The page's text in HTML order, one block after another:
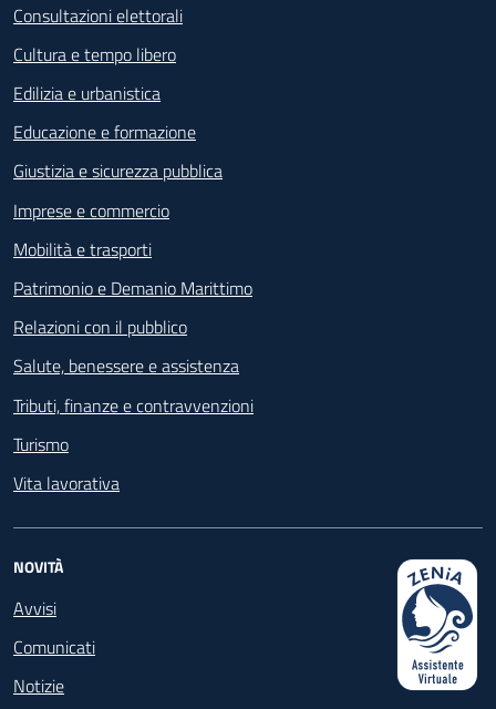
Consultazioni elettorali
Cultura e tempo libero
Edilizia e urbanistica
Educazione e formazione
Giustizia e sicurezza pubblica
Imprese e commercio
Mobilità e trasporti
Patrimonio e Demanio Marittimo
Relazioni con il pubblico
Salute, benessere e assistenza
Tributi, finanze e contravvenzioni
Turismo
Vita lavorativa
NOVITÀ
Avvisi
Comunicati
Notizie